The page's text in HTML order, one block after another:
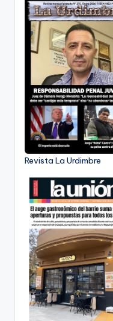
Revista La Urdimbre